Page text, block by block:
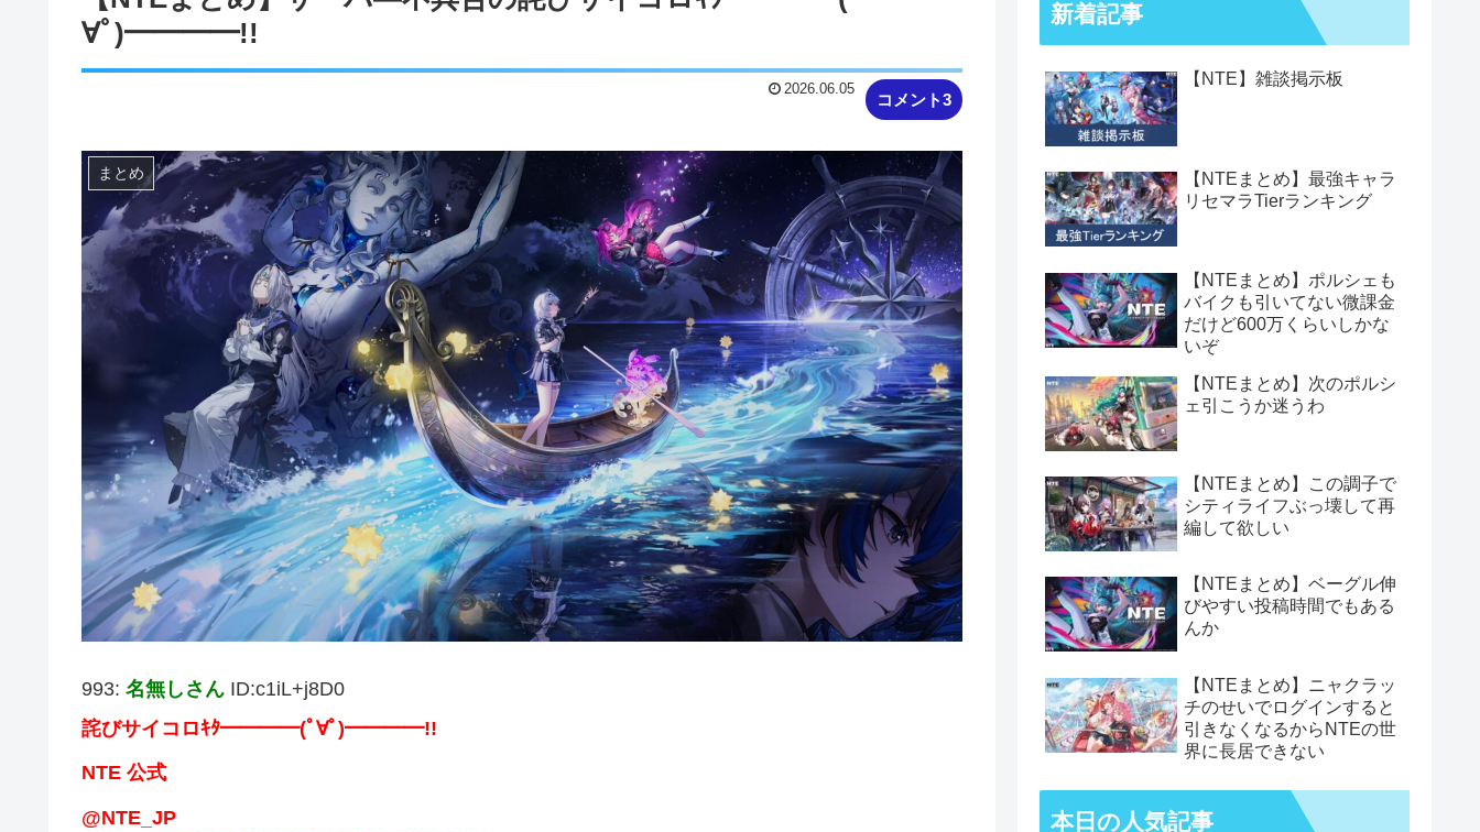
∀ﾟ)━━━━!!
コメント3
2026.06.05
まとめ
993: 名無しさん ID:c1iL+j8D0
詫びサイコロｷﾀ━━━━(ﾟ∀ﾟ)━━━━!!
NTE 公式
@NTE_JP
新着記事
【NTE】雑談掲示板
【NTEまとめ】最強キャラ
リセマラTierランキング
【NTEまとめ】ポルシェも
バイクも引いてない微課金
だけど600万くらいしかな
いぞ
【NTEまとめ】次のポルシ
ェ引こうか迷うわ
【NTEまとめ】この調子で
シティライフぶっ壊して再
編して欲しい
【NTEまとめ】ベーグル伸
びやすい投稿時間でもある
んか
【NTEまとめ】ニャクラッ
チのせいでログインすると
引きなくなるからNTEの世
界に長居できない
本日の人気記事